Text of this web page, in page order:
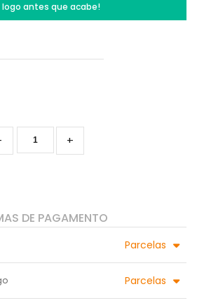
antes que acabe!
+
DE PAGAMENTO
Parcelas
395,00
7x sem juros de R$ 112,86
Parcelas